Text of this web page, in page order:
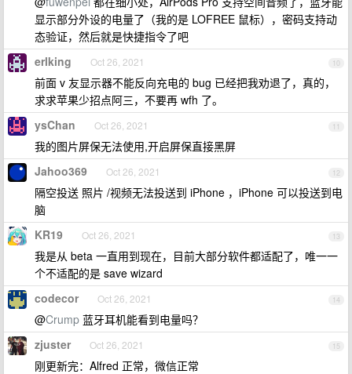
显示部分外设的电量了（我的是 LOFREE 鼠标），密码支持动
态验证，然后就是快捷指令了吧
10
erlking Oct 26, 2021
前面 v 友显示器不能反向充电的 bug 已经把我劝退了，真的，
求求苹果少招点阿三，不要再 wfh 了。
11
ysChan Oct 26, 2021
我的图片屏保无法使用,开启屏保直接黑屏
12
Jahoo369 Oct 26, 2021
隔空投送 照片 /视频无法投送到 iPhone ，iPhone 可以投送到电
脑
13
KR19 Oct 26, 2021
我是从 beta 一直用到现在，目前大部分软件都适配了，唯一一
个不适配的是 save wizard
14
codecor Oct 26, 2021
@Crump 蓝牙耳机能看到电量吗？
15
zjuster Oct 26, 2021
刚更新完：Alfred 正常，微信正常